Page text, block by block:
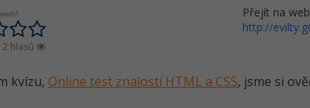
2 hlasů
Přejít na
http://
kvízu, Online test znalostí HTML a CSS, jsme si